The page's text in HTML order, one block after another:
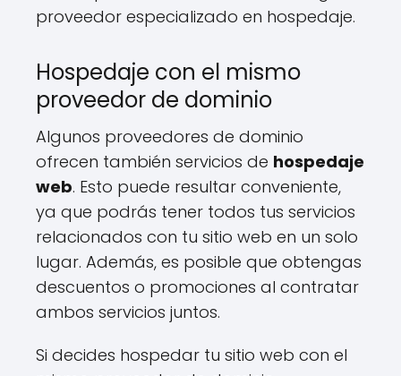
proveedor especializado en hospedaje.
Hospedaje con el mismo
proveedor de dominio
Algunos proveedores de dominio
ofrecen también servicios de hospedaje
web. Esto puede resultar conveniente,
ya que podrás tener todos tus servicios
relacionados con tu sitio web en un solo
lugar. Además, es posible que obtengas
descuentos o promociones al contratar
ambos servicios juntos.
Si decides hospedar tu sitio web con el